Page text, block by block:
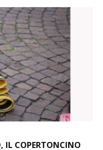
IL COPERTONCINO